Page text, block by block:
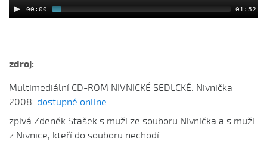
Chovaly ně maměnka (Tereza Hůsková, 2004)
Čí že sú to koně, žádný s nima neore (Martin Pěcha,
2004)
Cigáné, cigáné (Anna Maňásková, 2005)
Čja, že je to hen ta scena (Martina Holíková, 2005)
00:00 01:52
zdroj:
Multimediální CD-ROM NIVNICKÉ SEDLCKÉ. Nivnička
2008. dostupné online
zpívá Zdeněk Stašek s muži ze souboru Nivnička a s muži
z Nivnice, kteří do souboru nechodí